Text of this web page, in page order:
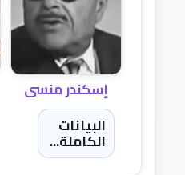
إسكندر منسى
البيانات
الكاملة...